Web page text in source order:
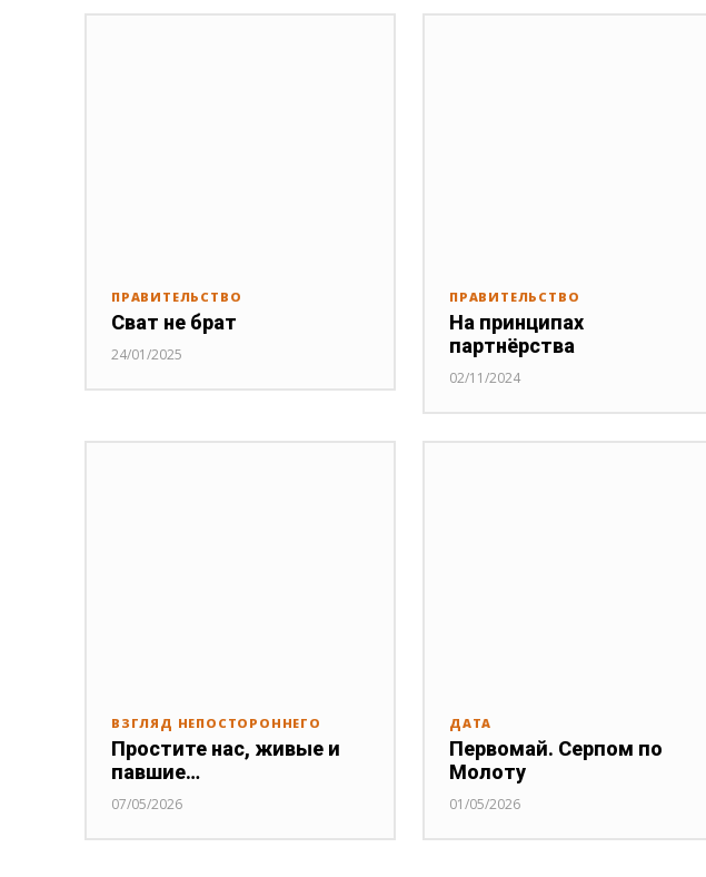
ПРАВИТЕЛЬСТВО
Сват не брат
24/01/2025
ПРАВИТЕЛЬСТВО
На принципах
партнёрства
02/11/2024
ВЗГЛЯД НЕПОСТОРОННЕГО
Простите нас, живые и
павшие…
07/05/2026
ДАТА
Первомай. Серпом по
Молоту
01/05/2026